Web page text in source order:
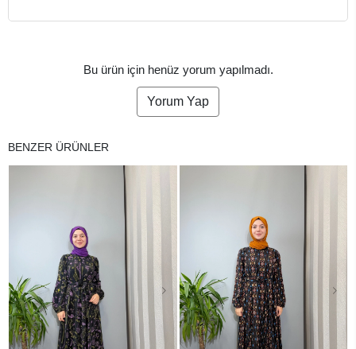
Bu ürün için henüz yorum yapılmadı.
Yorum Yap
BENZER ÜRÜNLER